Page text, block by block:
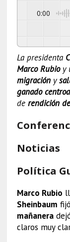
0:00
La presidenta
Marco Rubioy
migracióny
ganado
de rendición
Noticias
Política
Marco Rubio
Sheinbaum
mañanera
claros muy